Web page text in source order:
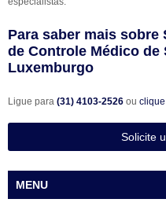
Para saber mais sobre
de Controle Médico de
Luxemburgo
Ligue para (31) 4103-2526 ou
Solicite
MENU